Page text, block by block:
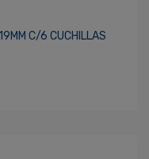
C/6 CUCHILLAS